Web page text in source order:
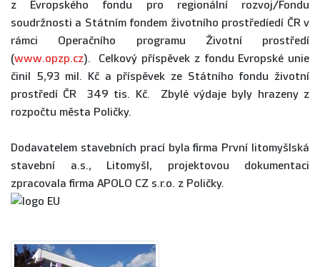
z Evropského fondu pro regionální rozvoj/Fondu
soudržnosti a Státním fondem životního prostředíedí ČR v
rámci Operačního programu Životní prostředí
(www.opzp.cz). Celkový příspěvek z fondu Evropské unie
činil 5,93 mil. Kč a příspěvek ze Státního fondu životní
prostředí ČR 349 tis. Kč. Zbylé výdaje byly hrazeny z
rozpočtu města Poličky.
Dodavatelem stavebních prací byla firma První litomyšlská
stavební a.s., Litomyšl, projektovou dokumentaci
zpracovala firma APOLO CZ s.r.o. z Poličky.